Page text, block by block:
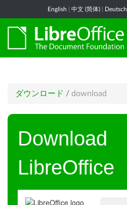
English 中文 (简体) Deutsch
ダウンロード / download
Download
LibreOffice